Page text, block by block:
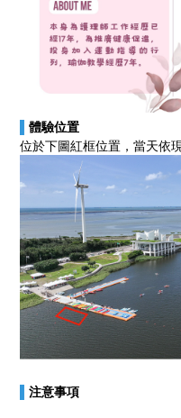
▌體驗位置
位於下圖紅框位置，當天依
▌注意事項